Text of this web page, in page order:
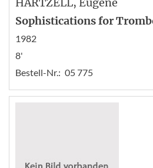
Sophistications for
1982
8'
Bestell-Nr.: 05 775